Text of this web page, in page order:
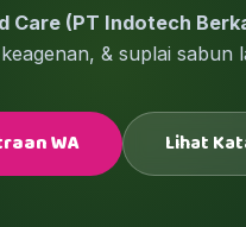
Care (PT Indotech
& suplai sabun
WA Lihat